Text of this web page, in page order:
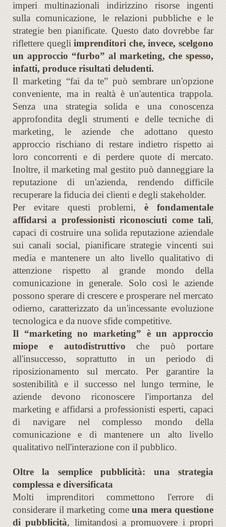
imperi multinazionali indirizzino risorse ingenti
sulla comunicazione, le relazioni pubbliche e le
strategie ben pianificate. Questo dato dovrebbe far
riflettere quegliimprenditori che, invece, scelgono
un approccio “furbo” al marketing, che spesso,
infatti, produce risultati deludenti.
Il marketing “fai da te” può sembrare un'opzione
conveniente, ma in realtà è un'autentica trappola.
Senza una strategia solida e una conoscenza
approfondita degli strumenti e delle tecniche di
marketing, le aziende che adottano questo
approccio rischiano di restare indietro rispetto ai
loro concorrenti e di perdere quote di mercato.
Inoltre, il marketing mal gestito può danneggiare la
reputazione di un'azienda, rendendo difficile
recuperare la fiducia dei clienti e degli stakeholder.
Per evitare questi problemi,è fondamentale
affidarsi a professionisti riconosciuti come tali,
capaci di costruire una solida reputazione aziendale
sui canali social, pianificare strategie vincenti sui
media e mantenere un alto livello qualitativo di
attenzione rispetto al grande mondo della
comunicazione in generale. Solo così le aziende
possono sperare di crescere e prosperare nel mercato
odierno, caratterizzato da un'incessante evoluzione
tecnologica e da nuove sfide competitive.
Il “marketing no marketing” è un approccio
miope e autodistruttivo che può portare
all'insuccesso, soprattutto in un periodo di
riposizionamento sul mercato. Per garantire la
sostenibilità e il successo nel lungo termine, le
aziende devono riconoscere l'importanza del
marketing e affidarsi a professionisti esperti, capaci
di navigare nel complesso mondo della
comunicazione e di mantenere un alto livello
qualitativo nell'interazione con il pubblico.
Oltre la semplice pubblicità: una strategia
complessa e diversificata
Molti imprenditori commettono l'errore di
considerare il marketing come una mera questione
di pubblicità, limitandosi a promuovere i propri